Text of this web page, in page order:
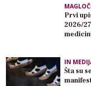
Prvi
2026/
IN
Šta su